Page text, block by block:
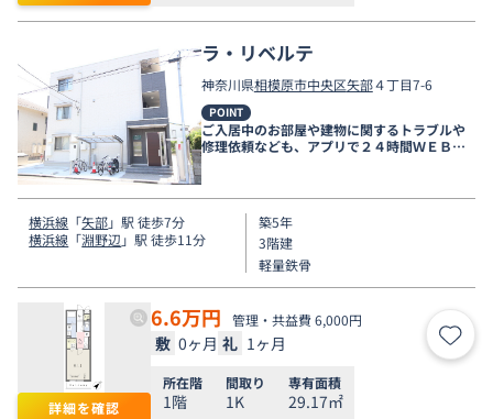
ラ・リベルテ
神奈川県相模原市中央区矢部４丁目7-6
POINT
ご入居中のお部屋や建物に関するトラブルや
修理依頼なども、アプリで２４時間ＷＥＢ受
付しております。
横浜線 「矢部」駅 徒歩7分
横浜線 「淵野辺 」駅 徒歩11分
築5年
3階建
軽量鉄骨
詳細を確認
6.6万円 管理・共益費 6,000円
敷 0ヶ月 礼 1ヶ月 お気
所在階
1階
間取り
1K
専有面積
29.17㎡